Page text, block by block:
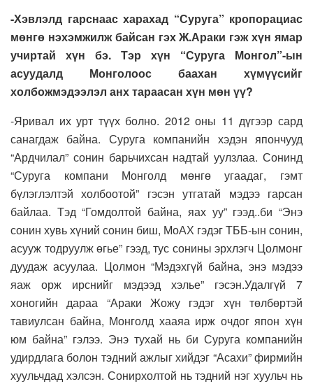
-Хэвлэлд гарснаас харахад “Суруга” кропорациас
мөнгө нэхэмжилж байсан гэх Ж.Араки гэж хүн ямар
учиртай хүн бэ. Тэр хүн “Суруга Монгол”-ын
асуудалд Монголоос баахан хүмүүсийг
холбожмэдээлэл анх тараасан хүн мөн үү?
-Яривал их урт түүх болно. 2012 оны 11 дүгээр сард
санагдаж байна. Суруга компанийн хэдэн япончууд
“Ардчилал” сонин барьчихсан надтай уулзлаа. Сонинд
“Суруга компани Монголд мөнгө угаадаг, гэмт
бүлэглэлтэй холбоотой” гэсэн утгатай мэдээ гарсан
байлаа. Тэд “Гомдолтой байна, яах уу” гээд..би “Энэ
сонин хувь хүний сонин биш, МоАХ гэдэг ТББ-ын сонин,
асууж тодруулж өгье” гээд, тус сонины эрхлэгч Цолмонг
дуудаж асуулаа. Цолмон “Мэдэхгүй байна, энэ мэдээ
яаж орж ирснийг мэдээд хэлье” гэсэн.Удалгүй 7
хоногийн дараа “Араки Жожу гэдэг хүн төлбөртэй
тавиулсан байна, Монголд хааяа ирж очдог япон хүн
юм байна” гэлээ. Энэ тухай нь би Суруга компанийн
удирдлага болон тэдний ажлыг хийдэг “Асахи” фирмийн
хуульчдад хэлсэн. Сонирхолтой нь тэдний нэг хуульч нь